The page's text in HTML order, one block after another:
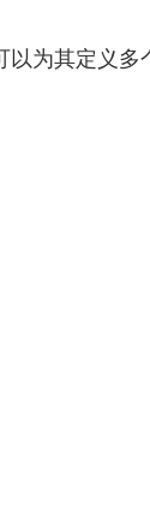
为其定义多